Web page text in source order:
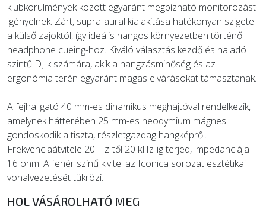
klubkörülmények között egyaránt megbízható monitorozást
igényelnek. Zárt, supra-aural kialakítása hatékonyan szigetel
a külső zajoktól, így ideális hangos környezetben történő
headphone cueing-hoz. Kiváló választás kezdő és haladó
szintű DJ-k számára, akik a hangzásminőség és az
ergonómia terén egyaránt magas elvárásokat támasztanak.
A fejhallgató 40 mm-es dinamikus meghajtóval rendelkezik,
amelynek hátterében 25 mm-es neodymium mágnes
gondoskodik a tiszta, részletgazdag hangképről.
Frekvenciaátvitele 20 Hz-től 20 kHz-ig terjed, impedanciája
16 ohm. A fehér színű kivitel az Iconica sorozat esztétikai
vonal­vezet­ését tükrözi.
HOL VÁSÁROLHATÓ MEG